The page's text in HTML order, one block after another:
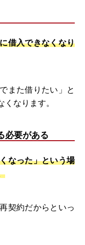
借入できなくなり
また借りたい」と
なります。
必要がある
なった」という場
契約だからといっ